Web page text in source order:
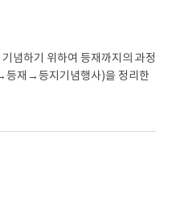
념하기 위하여 등재까지의 과정
재→등지기념행사)을 정리한